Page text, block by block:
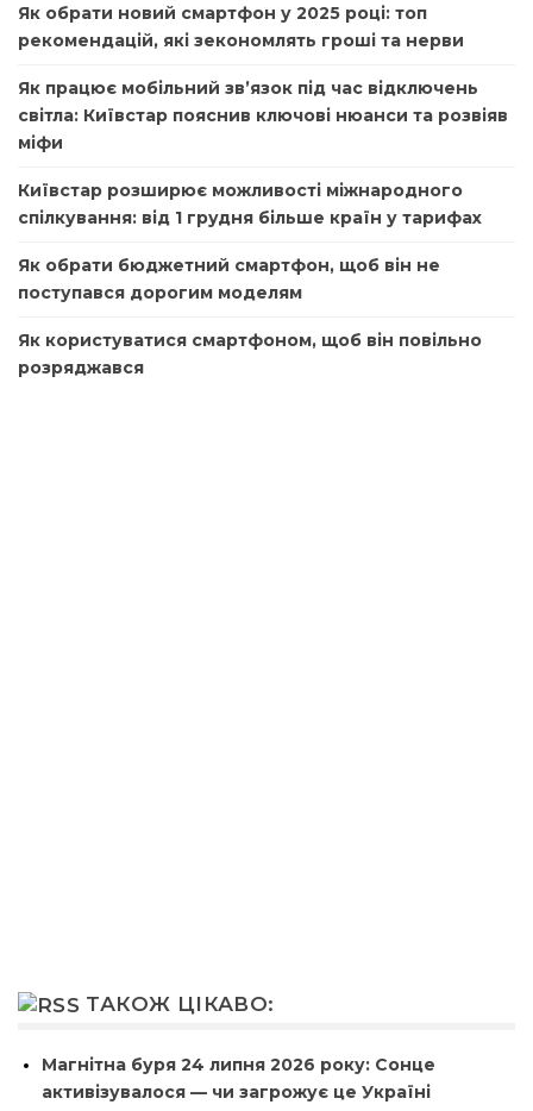
Як обрати новий смартфон у 2025 році: топ
рекомендацій, які зекономлять гроші та нерви
Як працює мобільний зв’язок під час відключень
світла: Київстар пояснив ключові нюанси та розвіяв
міфи
Київстар розширює можливості міжнародного
спілкування: від 1 грудня більше країн у тарифах
Як обрати бюджетний смартфон, щоб він не
поступався дорогим моделям
Як користуватися смартфоном, щоб він повільно
розряджався
ТАКОЖ ЦІКАВО:
Магнітна буря 24 липня 2026 року: Сонце
активізувалося — чи загрожує це Україні